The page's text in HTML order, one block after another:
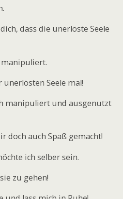
dass die unerlöste Seele
manipuliert.
unerlösten Seele mal!
manipuliert und ausgenutzt
doch auch Spaß gemacht!
ich selber sein.
zu gehen!